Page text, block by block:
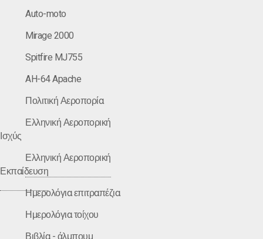
Auto-moto
Mirage 2000
Spitfire MJ755
AH-64 Apache
Πολιτική Αεροπορία
Ελληνική Αεροπορική
Ισχύς
Ελληνική Αεροπορική
Εκπαίδευση
Ημερολόγια επιτραπέζια
Ημερολόγια τοίχου